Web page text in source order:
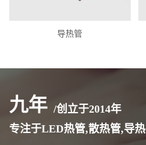
导热管
九年 /创立于2014年
专注于LED热管,散热管,导